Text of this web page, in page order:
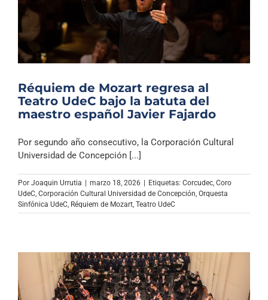
Réquiem de Mozart regresa al
Teatro UdeC bajo la batuta del
maestro español Javier Fajardo
Por segundo año consecutivo, la Corporación Cultural
Universidad de Concepción [...]
Por Joaquin Urrutia | marzo 18, 2026 | Etiquetas: Corcudec Coro
UdeC Corporación Cultural Universidad de Concepción Orquesta
Sinfónica UdeC Réquiem de Mozart Teatro UdeC